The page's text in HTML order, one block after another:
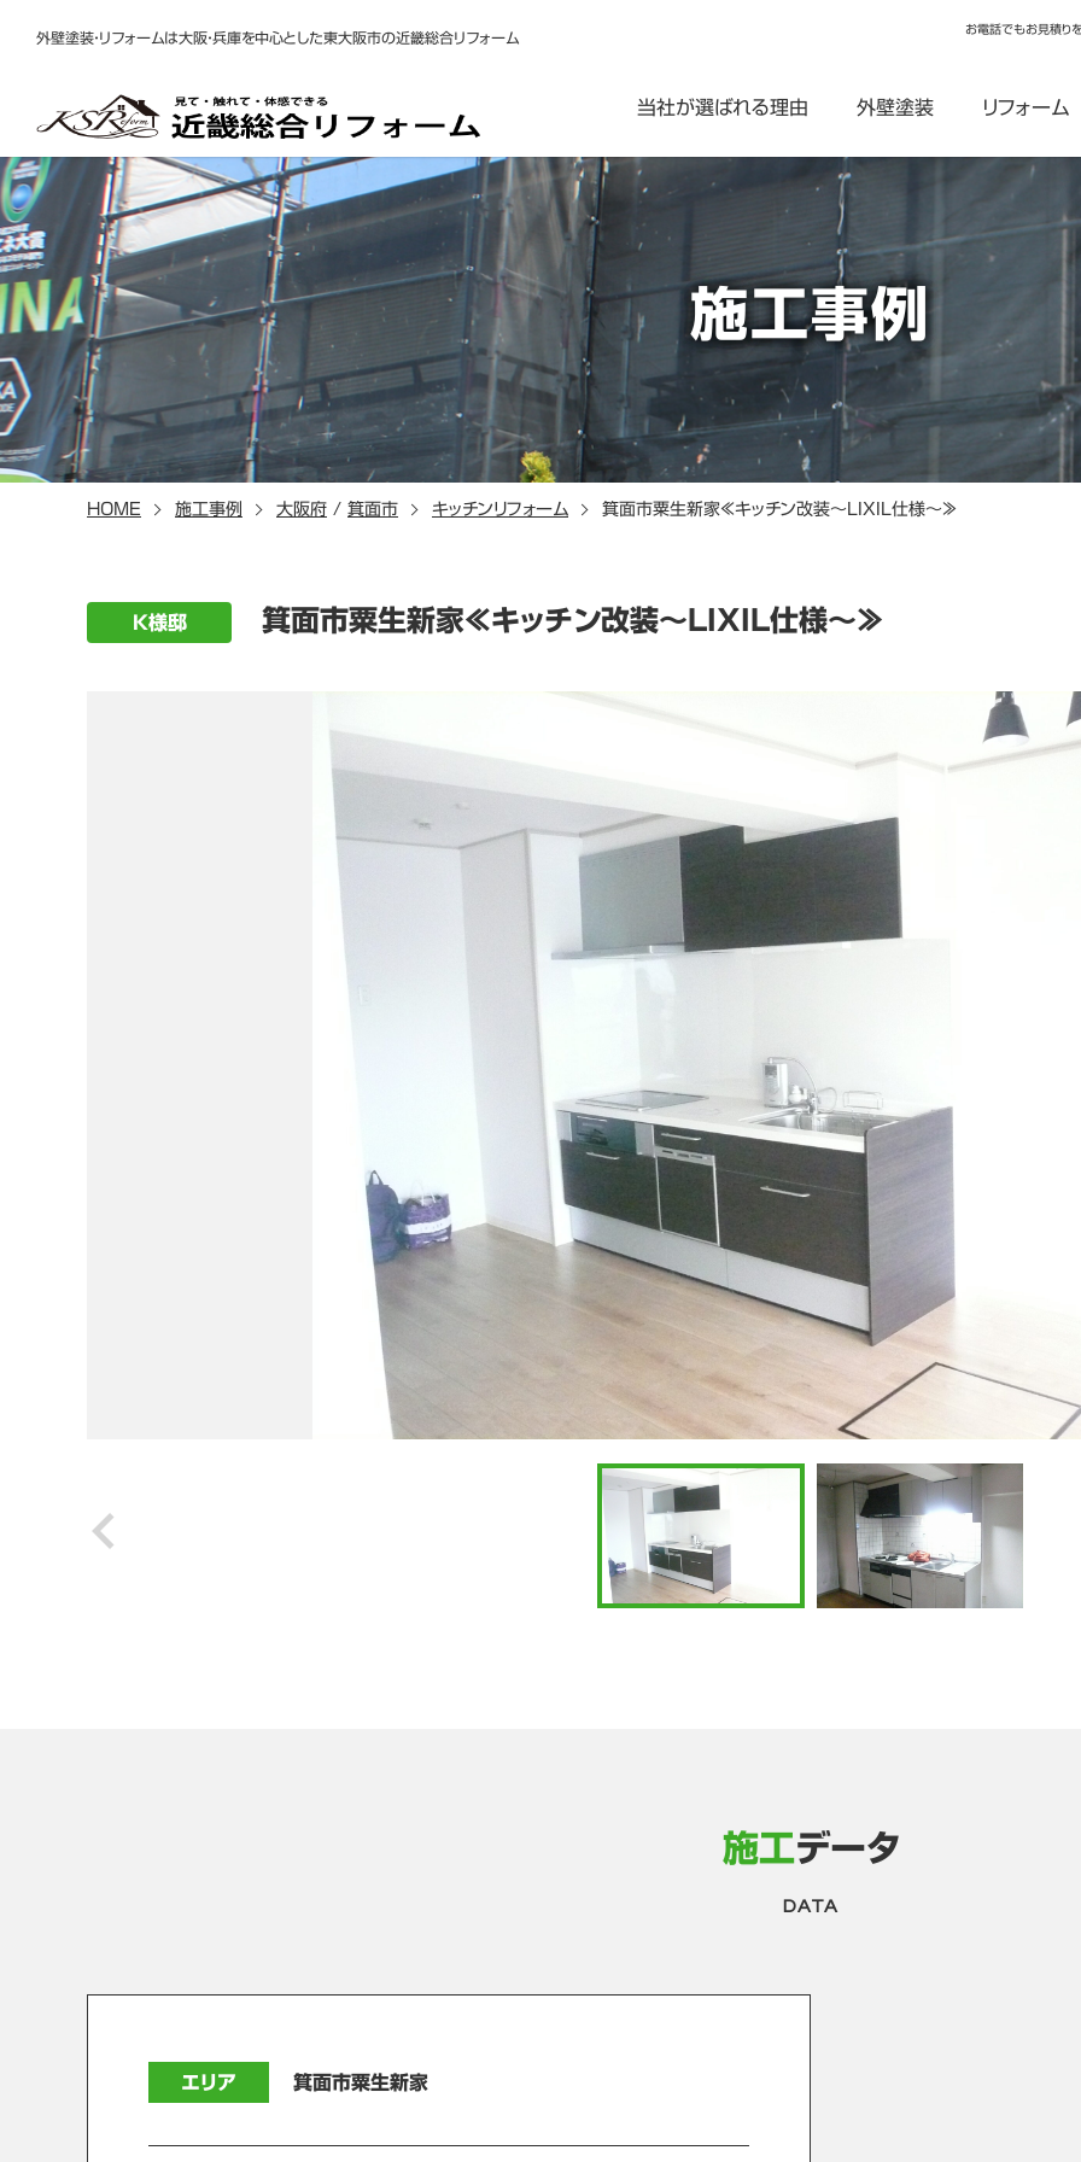
外壁塗装・リフォームは大阪・兵庫を中心とした東大阪市の近畿総合リフォーム
お電話でもお見積り
当社が選ばれる理由 外壁塗装 リフォーム
施工事例
HOME 施工事例 大阪府 / 箕面市 キッチンリフォーム 箕面市粟生新家≪キッチン改装～LIXIL仕様～≫
K様邸 箕面市粟生新家≪キッチン改装～LIXIL仕様～≫
施工データ
DATA
エリア 箕面市粟生新家